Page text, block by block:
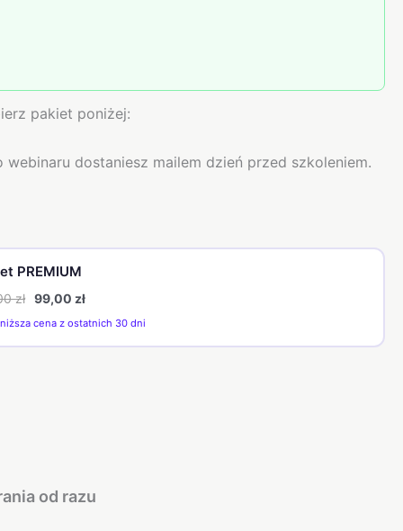
pakiet poniżej:
dostaniesz mailem dzień przed szkoleniem.
PREMIUM
zł 99,00 zł
cena z ostatnich 30 dni
od razu